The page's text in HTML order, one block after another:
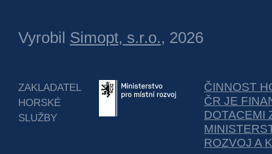
Vyrobil Simopt, s.r.o., 2026
ZAKLADATEL
HORSKÉ
SLUŽBY
ČINNOST
ČR JE
DOTACEMI
ROZVOJ A